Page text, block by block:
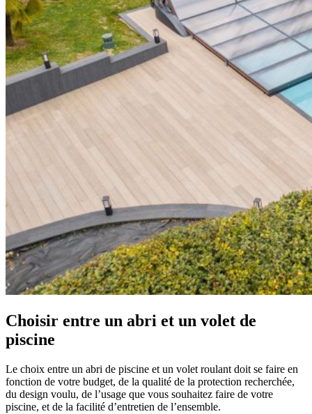
Choisir entre un abri et un volet de
piscine
Le choix entre un abri de piscine et un volet roulant doit se faire en
fonction de votre budget, de la qualité de la protection recherchée,
du design voulu, de l’usage que vous souhaitez faire de votre
piscine, et de la facilité d’entretien de l’ensemble.